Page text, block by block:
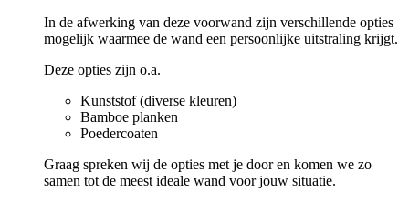
In de afwerking van deze voorwand zijn verschillende opties
mogelijk waarmee de wand een persoonlijke uitstraling krijgt.
Deze opties zijn o.a.
Kunststof (diverse kleuren)
Bamboe planken
Poedercoaten
Graag spreken wij de opties met je door en komen we zo
samen tot de meest ideale wand voor jouw situatie.